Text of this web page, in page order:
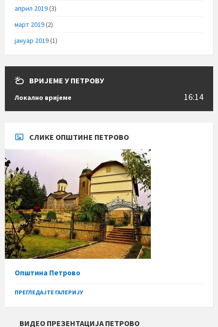
април 2019(3)
март 2019(2)
јануар 2019(1)
ВРИЈЕМЕ У ПЕТРОВУ
Локално вријеме 16:14
СЛИКЕ ОПШТИНЕ ПЕТРОВО
Општина Петрово
ПРЕГЛЕДАЈТЕ ГАЛЕРИЈУ
ВИДЕО ПРЕЗЕНТАЦИЈА ПЕТРОВО